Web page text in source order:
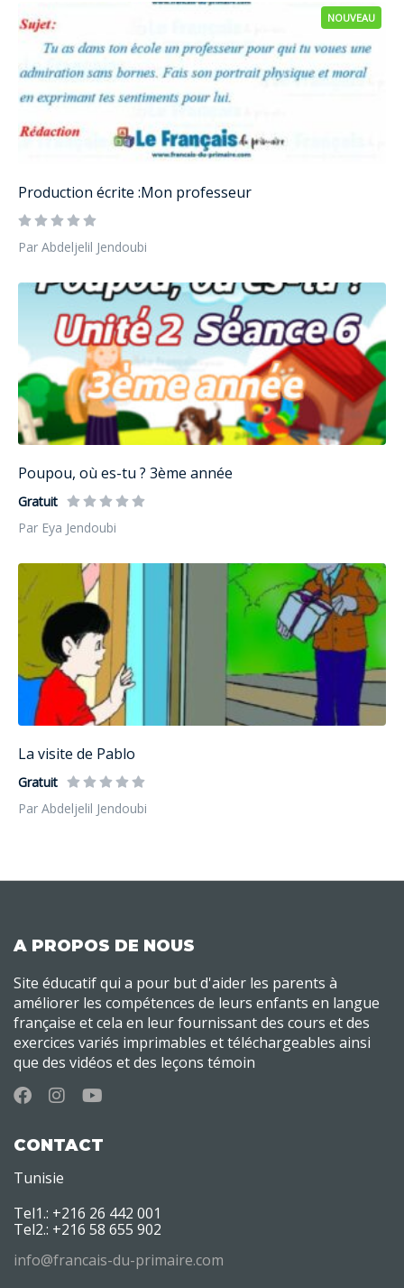
NOUVEAU
Production écrite :Mon professeur
Par Abdeljelil Jendoubi
Poupou, où es-tu ? 3ème année
Gratuit
Par Eya Jendoubi
La visite de Pablo
Gratuit
Par Abdeljelil Jendoubi
A PROPOS DE NOUS
Site éducatif qui a pour but d'aider les parents à
améliorer les compétences de leurs enfants en langue
française et cela en leur fournissant des cours et des
exercices variés imprimables et téléchargeables ainsi
que des vidéos et des leçons témoin
CONTACT
Tunisie
Tel1.: +216 26 442 001
Tel2.: +216 58 655 902
info@francais-du-primaire.com